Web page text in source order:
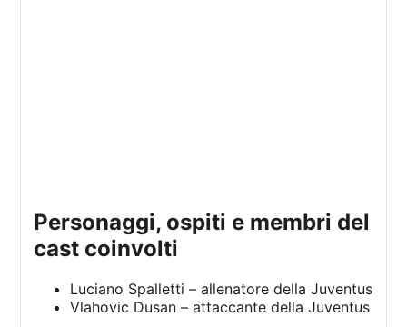
personaggi, ospiti e membri del
cast coinvolti
Luciano Spalletti – allenatore della Juventus
Vlahovic Dusan – attaccante della Juventus